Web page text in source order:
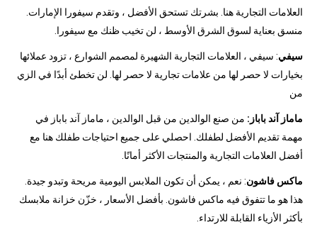
العلامات التجارية هنا. بشرتك تستحق الأفضل ، وتقدم سيفورا الإمارات.
منسق بعناية لسوق الشرق الأوسط ، لن تخيب ظنك مع سيفورا.
سيفي: سيفي ، العلامات التجارية الشهيرة لمصمم الشوارع ، تزود عملائها
بخيارات لا حصر لها من علامات تجارية لا حصر لها. لن تخطئ أبدًا في الزي
من
ماماز آند باباز: من صنع الوالدين من قبل الوالدين ، ماماز آند باباز في
مهمة تقديم الأفضل لطفلك. احصلي على جميع احتياجات طفلك هنا مع
أفضل العلامات التجارية والمنتجات الأكثر أمانًا.
ماكس فاشون: نعم ، يمكن أن تكون الملابس اليومية مريحة وتبدو جيدة.
هذا هو ما تتفوق فيه ماكس فاشون. بأفضل الأسعار ، خزّن خزانة ملابسك
بأكثر الأزياء القابلة للارتداء.